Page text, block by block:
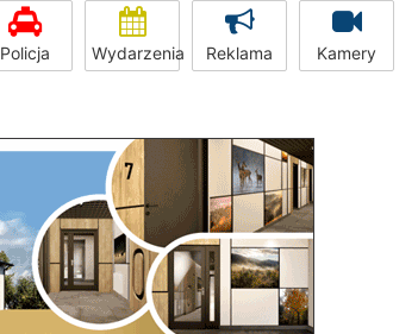
Policja Wydarzenia Reklama Kamery